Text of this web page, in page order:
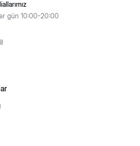
gün 10:00-20:00